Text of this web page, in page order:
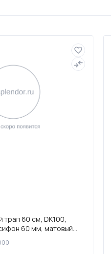
60 см, DK100,
60 мм, матовый